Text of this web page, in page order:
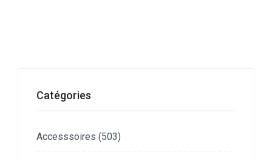
Catégories
Accesssoires (503)